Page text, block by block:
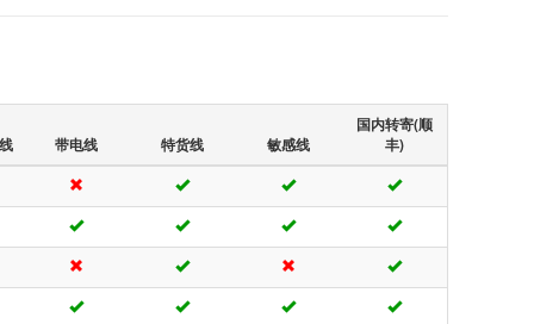
带电线 特货线 敏感线
国内转寄(顺
丰)